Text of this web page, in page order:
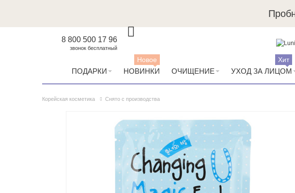
8 800 500 17 96
звонок бесплатный
ПОДАРКИ НОВИНКИ
Новое
ОЧИЩЕНИЕ УХОД ЗА ЛИЦОМ
Хит
Корейская косметика Снято с производства